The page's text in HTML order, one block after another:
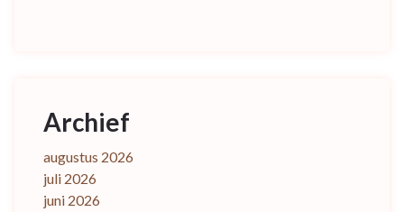
Archief
augustus 2026
juli 2026
juni 2026